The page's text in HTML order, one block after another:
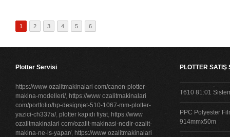
1 2 3 4 5 6
Plotter Servisi
https://www ozalitmakinalari com/canon-plotter-
makina-modelleri/, https://www ozalitmakinalari
com/portfolio/hp-designjet-510-1067-mm-plotter-
yazici-ch337a/, plotter kapıdı fiyat, https://www
ozalitmakinalari com/ozalit-makinasi-nedir-ozalit-
makina-ne-is-yapar/, https://www ozalitmakinalari
PLOTTER
T610 81:01
PPC Polyester
914mmx50m